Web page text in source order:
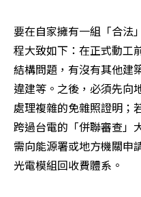
要在自家擁有一組「合法
程大致如下：在正式動工
結構問題，有沒有其他建
違建等。之後，必須先向
處理複雜的免雜照證明；
跨過台電的「併聯審查」
需向能源署或地方機關申
光電模組回收費體系。